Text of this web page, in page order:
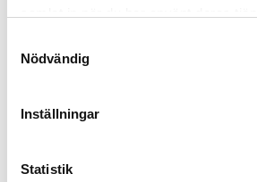
Nödvändig
Inställningar
Statistik
Parfym Köp herrparfym Parfym